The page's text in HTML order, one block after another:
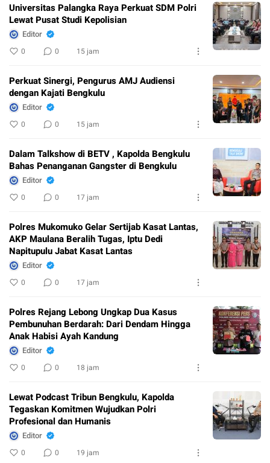
Universitas Palangka Raya Perkuat SDM Polri
Lewat Pusat Studi Kepolisian
Editor
0 0 15 jam
Perkuat Sinergi, Pengurus AMJ Audiensi
dengan Kajati Bengkulu
Editor
0 0 15 jam
Dalam Talkshow di BETV , Kapolda Bengkulu
Bahas Penanganan Gangster di Bengkulu
Editor
0 0 17 jam
Polres Mukomuko Gelar Sertijab Kasat Lantas,
AKP Maulana Beralih Tugas, Iptu Dedi
Napitupulu Jabat Kasat Lantas
Editor
0 0 17 jam
Polres Rejang Lebong Ungkap Dua Kasus
Pembunuhan Berdarah: Dari Dendam Hingga
Anak Habisi Ayah Kandung
Editor
0 0 18 jam
Lewat Podcast Tribun Bengkulu, Kapolda
Tegaskan Komitmen Wujudkan Polri
Profesional dan Humanis
Editor
0 0 19 jam